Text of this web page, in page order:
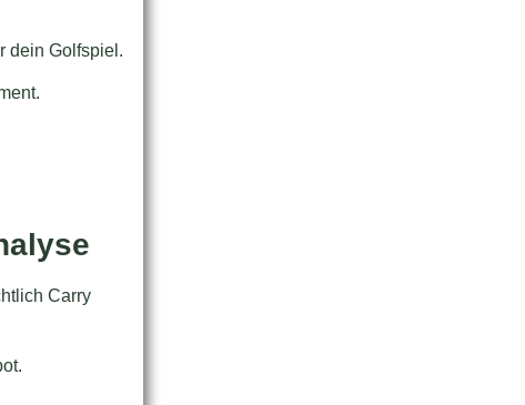
dein Golfspiel.
Carry